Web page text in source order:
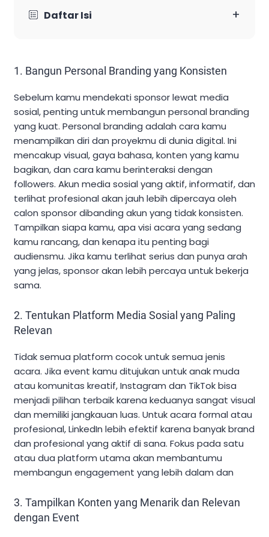
Daftar Isi +
1. Bangun Personal Branding yang Konsisten
Sebelum kamu mendekati sponsor lewat media
sosial, penting untuk membangun personal branding
yang kuat. Personal branding adalah cara kamu
menampilkan diri dan proyekmu di dunia digital. Ini
mencakup visual, gaya bahasa, konten yang kamu
bagikan, dan cara kamu berinteraksi dengan
followers. Akun media sosial yang aktif, informatif, dan
terlihat profesional akan jauh lebih dipercaya oleh
calon sponsor dibanding akun yang tidak konsisten.
Tampilkan siapa kamu, apa visi acara yang sedang
kamu rancang, dan kenapa itu penting bagi
audiensmu. Jika kamu terlihat serius dan punya arah
yang jelas, sponsor akan lebih percaya untuk bekerja
sama.
2. Tentukan Platform Media Sosial yang Paling
Relevan
Tidak semua platform cocok untuk semua jenis
acara. Jika event kamu ditujukan untuk anak muda
atau komunitas kreatif, Instagram dan TikTok bisa
menjadi pilihan terbaik karena keduanya sangat visual
dan memiliki jangkauan luas. Untuk acara formal atau
profesional, LinkedIn lebih efektif karena banyak brand
dan profesional yang aktif di sana. Fokus pada satu
atau dua platform utama akan membantumu
membangun engagement yang lebih dalam dan
3. Tampilkan Konten yang Menarik dan Relevan
dengan Event